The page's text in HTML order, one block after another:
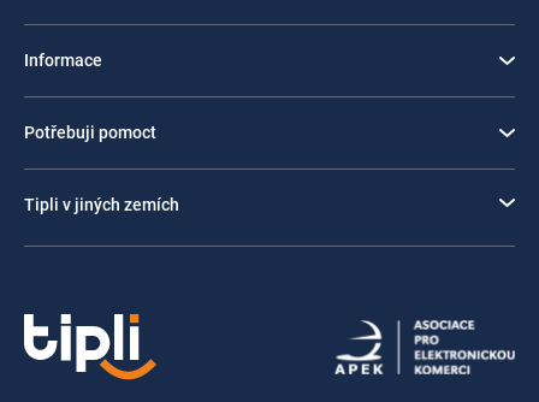
Informace
Potřebuji pomoct
Tipli v jiných zemích